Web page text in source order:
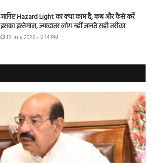
जानिए Hazard Light का क्या काम है, कब और कैसे करें
इसका इस्तेमाल, ज्यादातर लोग नहीं जानते सही तरीका
12 July 2026 - 6:14 PM